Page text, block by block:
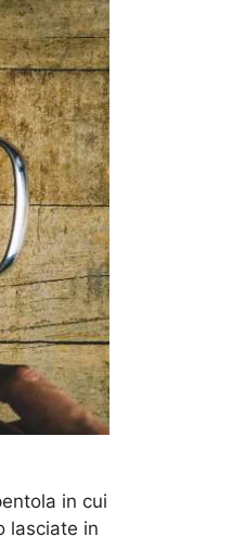
in cui
lasciate in